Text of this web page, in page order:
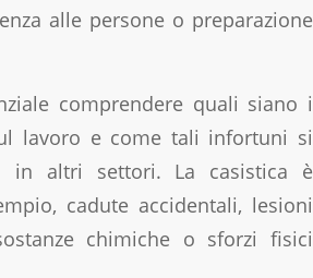
alle persone o preparazione
comprendere quali siano i
lavoro e come tali infortuni si
in altri settori. La casistica è
cadute accidentali, lesioni
chimiche o sforzi fisici